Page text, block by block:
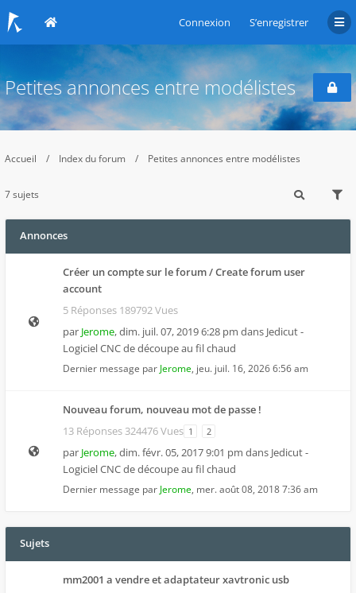
Connexion S’enregistrer
Petites annonces entre modélistes
Accueil Index du forum Petites annonces entre modélistes
7 sujets
Annonces
Créer un compte sur le forum / Create forum user
account
5 Réponses 189792 Vues
par Jerome,dim. juil. 07, 2019 6:28 pm dans Jedicut -
Logiciel CNC de découpe au fil chaud
Dernier message par Jerome, jeu. juil. 16, 2026 6:56 am
Nouveau forum, nouveau mot de passe !
13 Réponses 324476 Vues 1 2
par Jerome,dim. févr. 05, 2017 9:01 pm dans Jedicut -
Logiciel CNC de découpe au fil chaud
Dernier message par Jerome, mer. août 08, 2018 7:36 am
Sujets
mm2001 a vendre et adaptateur xavtronic usb